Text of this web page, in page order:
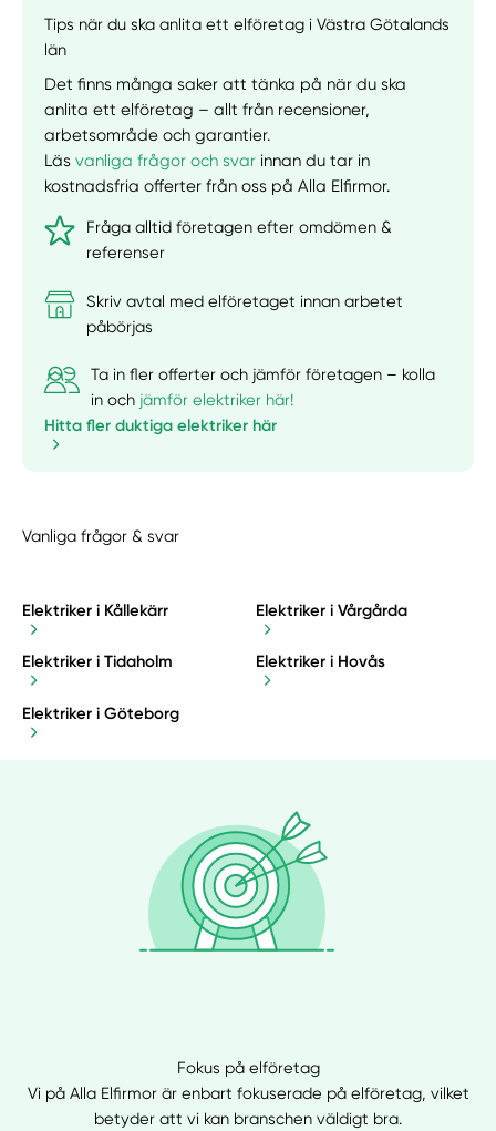
Tips när du ska anlita ett elföretag i Västra Götalands
län
Det finns många saker att tänka på när du ska
anlita ett elföretag – allt från recensioner,
arbetsområde och garantier.
Läsvanliga frågor och svar innan du tar in
kostnadsfria offerter från oss på Alla Elfirmor.
Fråga alltid företagen efter omdömen &
referenser
Skriv avtal med elföretaget innan arbetet
påbörjas
Ta in fler offerter och jämför företagen – kolla
in och jämför elektriker här!
Hitta fler duktiga elektriker här
Vanliga frågor & svar
Elektriker i Kållekärr Elektriker i Vårgårda
Elektriker i Tidaholm Elektriker i Hovås
Elektriker i Göteborg
Fokus på elföretag
Vi på Alla Elfirmor är enbart fokuserade på elföretag, vilket
betyder att vi kan branschen väldigt bra.